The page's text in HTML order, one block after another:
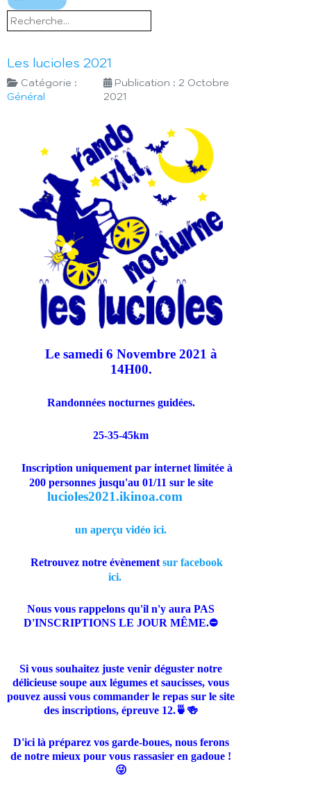
Les lucioles 2021
Catégorie :
Général
Publication : 2 Octobre
2021
Le samedi 6 Novembre 2021 à
14H00.
Randonnées nocturnes guidées.
25-35-45km
Inscription uniquement par internet limitée à
200 personnes jusqu'au 01/11 sur le site
lucioles2021.ikinoa.com
un aperçu vidéo ici.
Retrouvez notre évènementsur facebook
ici.
Nous vous rappelons qu'il n'y aura PAS
D'INSCRIPTIONS LE JOUR MÊME.⛔️
Si vous souhaitez juste venir déguster notre
délicieuse soupe aux légumes et saucisses, vous
pouvez aussi vous commander le repas sur le site
des inscriptions, épreuve 12.🍵 🍻
D'ici là préparez vos garde-boues, nous ferons
de notre mieux pour vous rassasier en gadoue !
😜